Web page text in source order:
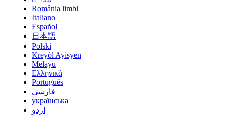
România limbi
Italiano
Español
日本語
Polski
Kreyòl Ayisyen
Melayu
Ελληνικά
Português
فارسی
українська
اردو